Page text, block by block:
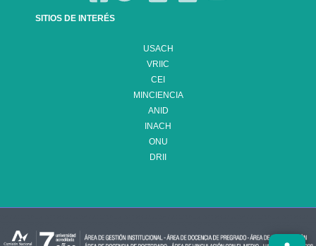
SITIOS DE INTERÉS
USACH
VRIIC
CEI
MINCIENCIA
ANID
INACH
ONU
DRII